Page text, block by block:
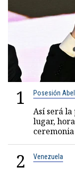
1 Posesión
Así será
lugar,
ceremonia
2 Venezuela